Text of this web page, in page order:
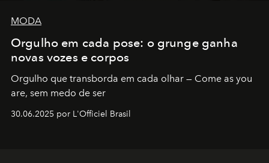
MODA
Orgulho em cada pose: o grunge ganha
novas vozes e corpos
Orgulho que transborda em cada olhar — Come as you
are, sem medo de ser
30.06.2025 por L'Officiel Brasil